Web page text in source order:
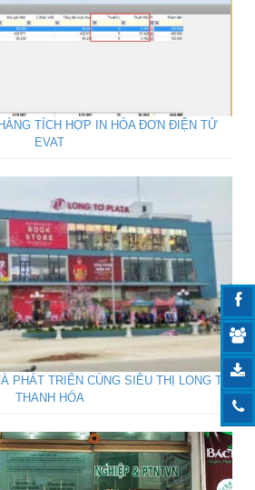
TÍCH HỢP IN HÓA ĐƠN ĐIỆN TỬ
EVAT
PHÁT TRIỂN CÙNG SIÊU THỊ LONG TƠ
THANH HÓA